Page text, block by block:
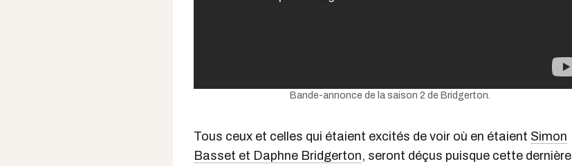
Bande-annonce de la saison 2 de Bridgerton.
Tous ceux et celles qui étaient excités de voir où en étaient Simon
Basset et Daphne Bridgerton, seront déçus puisque cette dernière